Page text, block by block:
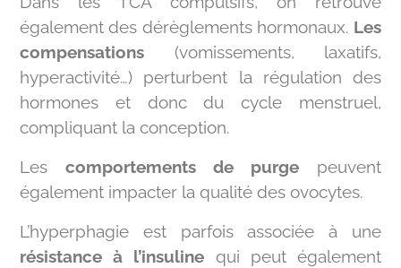
également des dérèglements hormonaux. Les
compensations (vomissements, laxatifs,
hyperactivité…) perturbent la régulation des
hormones et donc du cycle menstruel,
compliquant la conception.
Les comportements de purge peuvent
également impacter la qualité des ovocytes.
L’hyperphagie est parfois associée à une
résistance à l’insuline qui peut également